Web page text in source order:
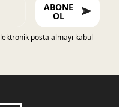
ABONE
OL
posta almayı kabul